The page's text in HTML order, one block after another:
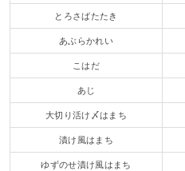
とろさばたたき
あぶらかれい
こはだ
あじ
大切り活け〆はまち
漬け風はまち
ゆずのせ漬け風はまち